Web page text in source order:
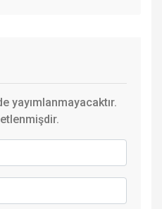
yayımlanmayacaktır.